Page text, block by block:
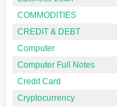
COMMODITIES
CREDIT & DEBT
Computer
Computer Full Notes
Credit Card
Cryptocurrency